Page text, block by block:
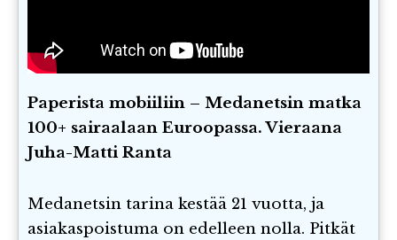
Paperista mobiiliin – Medanetsin matka
100+ sairaalaan Euroopassa. Vieraana
Juha-Matti Ranta
Medanetsin tarina kestää 21 vuotta, ja
asiakaspoistuma on edelleen nolla. Pitkät